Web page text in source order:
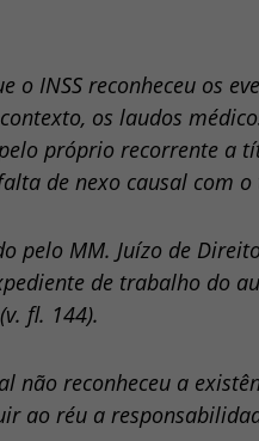
o INSS reconheceu os
os laudos
próprio recorrente a
de nexo causal com
MM. Juízo de
de trabalho do
fl. 144).
não reconheceu a
ao réu a